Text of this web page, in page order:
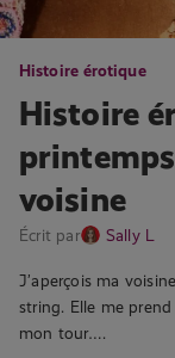
Histoire érotique
Histoire
voisine
Écrit par Sally L
J’aperçois ma
string. Elle me
mon tour….